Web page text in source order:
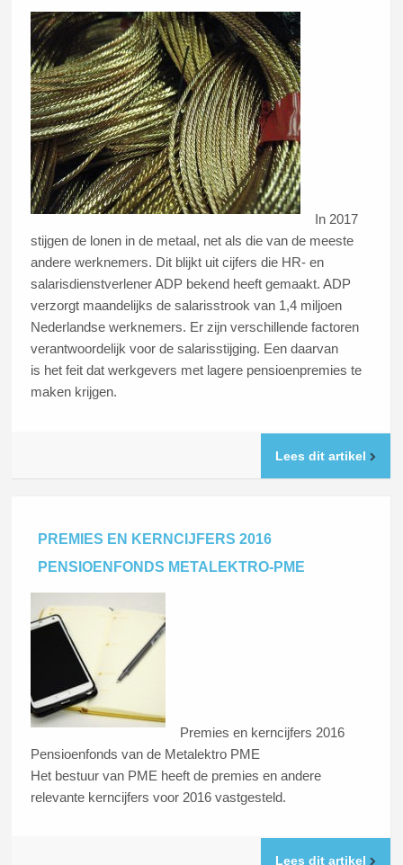
In 2017
stijgen de lonen in de metaal, net als die van de meeste
andere werknemers. Dit blijkt uit cijfers die HR- en
salarisdienstverlener ADP bekend heeft gemaakt. ADP
verzorgt maandelijks de salarisstrook van 1,4 miljoen
Nederlandse werknemers. Er zijn verschillende factoren
verantwoordelijk voor de salarisstijging. Een daarvan
is het feit dat werkgevers met lagere pensioenpremies te
maken krijgen.
Lees dit artikel
PREMIES EN KERNCIJFERS 2016
PENSIOENFONDS METALEKTRO-PME
Premies en kerncijfers 2016
Pensioenfonds van de Metalektro PME
Het bestuur van PME heeft de premies en andere
relevante kerncijfers voor 2016 vastgesteld.
Lees dit artikel